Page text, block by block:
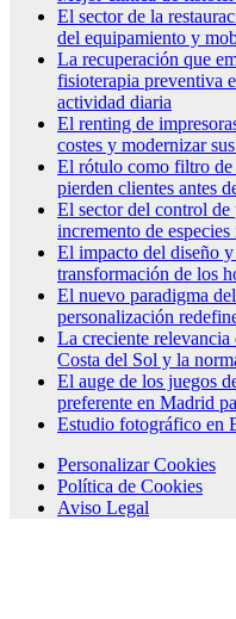
El sector de la
del equipamiento y
La recuperación que
fisioterapia preventiva
actividad diaria
El renting de
costes y modernizar
El rótulo como filtro de
pierden clientes antes
El sector del control de
incremento de
El impacto del diseño
transformación de los
El nuevo paradigma
personalización
La creciente
Costa del Sol y la
El auge de los juegos
preferente en Madrid
Estudio fotográfico en
Personalizar Cookies
Política de Cookies
Aviso Legal